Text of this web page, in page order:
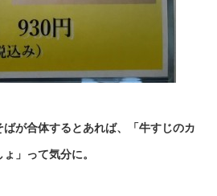
が合体するとあれば、「牛すじのカ
」って気分に。